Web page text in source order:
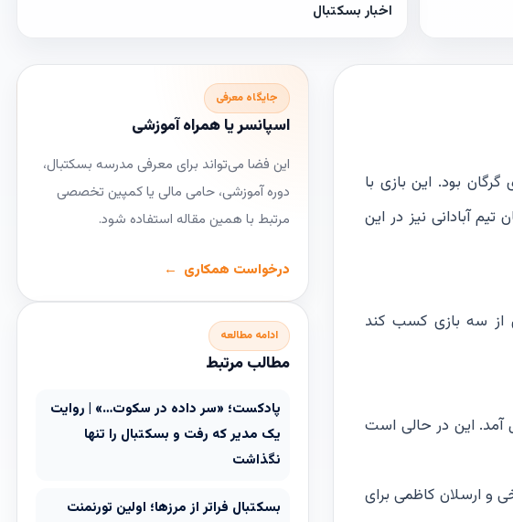
اخبار بسکتبال
بود. این بازی با
رسید. نیمکت‌نشینان تیم آبادانی نیز در این
از سه بازی کسب کند
نیز در دیداری غیرقابل پیش بینی در اصفهان مقابل ذوب آهن به پیروزی 82 بر 73 نائل آمد. این در حالی است
بودند. سجاد مشایخی و ارسلان کاظمی برای
جایگاه معرفی
اسپانسر یا همراه آموزشی
این فضا می‌تواند برای معرفی مدرسه بسکتبال،
دوره آموزشی، حامی مالی یا کمپین تخصصی
مرتبط با همین مقاله استفاده شود.
درخواست همکاری
ادامه مطالعه
مطالب مرتبط
پادکست؛ «سر داده در سکوت…» | روایت
یک مدیر که رفت و بسکتبال را تنها
نگذاشت
بسکتبال فراتر از مرزها؛ اولین تورنمنت